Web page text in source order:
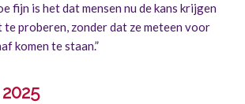
fijn is het dat mensen nu de kans krijgen
proberen, zonder dat ze meteen voor
komen te staan.”